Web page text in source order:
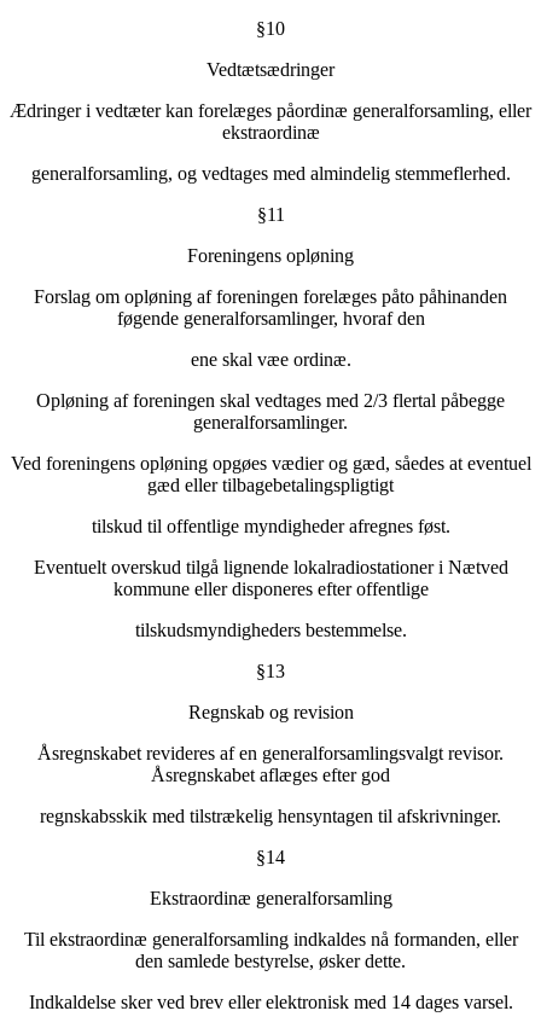
§10
Vedtætsædringer
Ædringer i vedtæter kan forelæges påordinæ generalforsamling, eller
ekstraordinæ
generalforsamling, og vedtages med almindelig stemmeflerhed.
§11
Foreningens opløning
Forslag om opløning af foreningen forelæges påto påhinanden
føgende generalforsamlinger, hvoraf den
ene skal væe ordinæ.
Opløning af foreningen skal vedtages med 2/3 flertal påbegge
generalforsamlinger.
Ved foreningens opløning opgøes vædier og gæd, såedes at eventuel
gæd eller tilbagebetalingspligtigt
tilskud til offentlige myndigheder afregnes føst.
Eventuelt overskud tilgå lignende lokalradiostationer i Nætved
kommune eller disponeres efter offentlige
tilskudsmyndigheders bestemmelse.
§13
Regnskab og revision
Åsregnskabet revideres af en generalforsamlingsvalgt revisor.
Åsregnskabet aflæges efter god
regnskabsskik med tilstrækelig hensyntagen til afskrivninger.
§14
Ekstraordinæ generalforsamling
Til ekstraordinæ generalforsamling indkaldes nå formanden, eller
den samlede bestyrelse, øsker dette.
Indkaldelse sker ved brev eller elektronisk med 14 dages varsel.